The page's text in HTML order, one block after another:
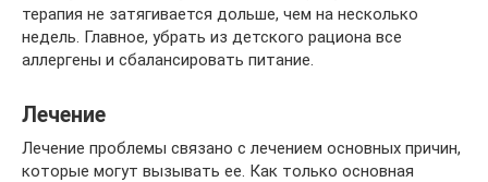
терапия не затягивается дольше, чем на несколько
недель. Главное, убрать из детского рациона все
аллергены и сбалансировать питание.
Лечение
Лечение проблемы связано с лечением основных причин,
которые могут вызывать ее. Как только основная